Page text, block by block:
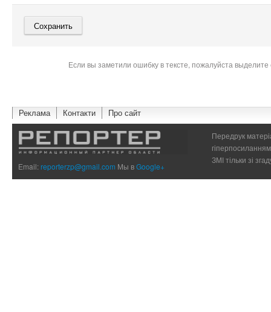
Если вы заметили ошибку в тексте, пожалуйста
Реклама Контакти Про сайт
Email:reporterzp@gmail.com Мы вGoogle+
Передрук
ЗМІ тільки зі